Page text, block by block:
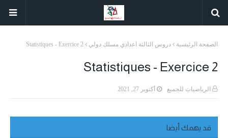
الصفحة الرئيسية دروس الثالثة اعدادي مسلك دولي Statistiques - Exercice 2
Statistiques - Exercice 2
الرياضيات للجميع أكتوبر 27, 2021
قد يهمك أيضا